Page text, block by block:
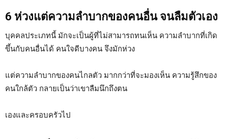
6 ห่วงแต่ความลำบากของคนอื่น จนลืมตัวเอง
บุคคลประเภทนี้ มักจะเป็นผู้ที่ไม่สามารถทนเห็น ความลำบากที่เกิด
ขึ้นกับคนอื่นได้ คนใจดีบางคน จึงมักห่วง
แต่ความลำบากของคนไกลตัว มากกว่าที่จะมองเห็น ความรู้สึกของ
คนใกล้ตัว กลายเป็นว่าเขาลืมนึกถึงตน
เองและครอบครัวไป